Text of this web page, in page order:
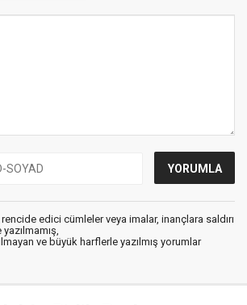
edici cümleler veya imalar, inançlara saldırı
ve büyük harflerle yazılmış yorumlar